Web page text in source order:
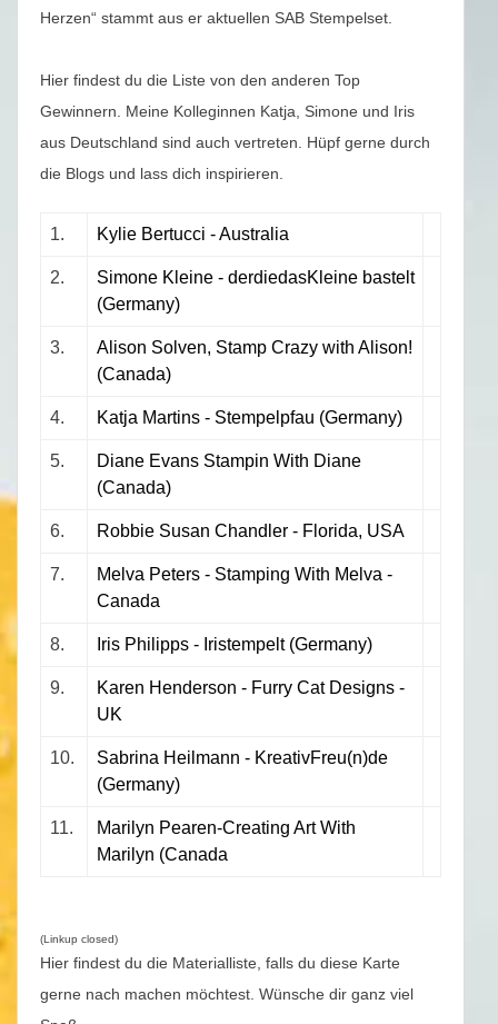
Herzen“ stammt aus er aktuellen SAB Stempelset.
Hier findest du die Liste von den anderen Top
Gewinnern. Meine Kolleginnen Katja, Simone und Iris
aus Deutschland sind auch vertreten. Hüpf gerne durch
die Blogs und lass dich inspirieren.
1. Kylie Bertucci - Australia
2.
Simone Kleine - derdiedasKleine bastelt
(Germany)
3.
Alison Solven, Stamp Crazy with Alison!
(Canada)
4. Katja Martins - Stempelpfau (Germany)
5.
Diane Evans Stampin With Diane
(Canada)
6. Robbie Susan Chandler - Florida, USA
7.
Melva Peters - Stamping With Melva -
Canada
8. Iris Philipps - Iristempelt (Germany)
9.
Karen Henderson - Furry Cat Designs -
UK
10.
Sabrina Heilmann - KreativFreu(n)de
(Germany)
11.
Marilyn Pearen-Creating Art With
Marilyn (Canada
(Linkup closed)
Hier findest du die Materialliste, falls du diese Karte
gerne nach machen möchtest. Wünsche dir ganz viel